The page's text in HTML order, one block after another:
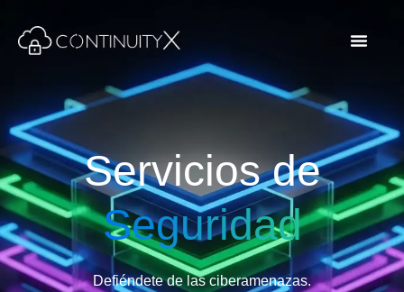
Servicios de
Seguridad
Defiéndete de las ciberamenazas.